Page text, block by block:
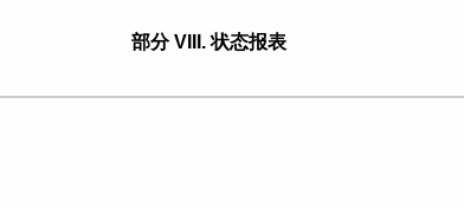
部分 VIII. 状态报表